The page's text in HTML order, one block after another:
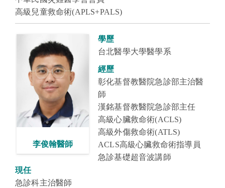
高級兒童救命術(APLS+PALS)
李俊翰醫師
現任
急診科主治醫師
學歷
台北醫學大學醫學系
經歷
彰化基督教醫院急診部主治醫
師
漢銘基督教醫院急診部主任
高級心臟救命術(ACLS)
高級外傷救命術(ATLS)
ACLS高級心臟救命術指導員
急診基礎超音波講師